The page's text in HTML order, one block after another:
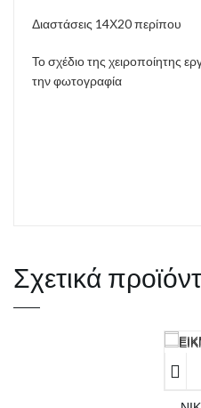
Διαστάσεις 14Χ20 περίπου
Το σχέδιο της χειροποίητης
την φωτογραφία
Σχετικά